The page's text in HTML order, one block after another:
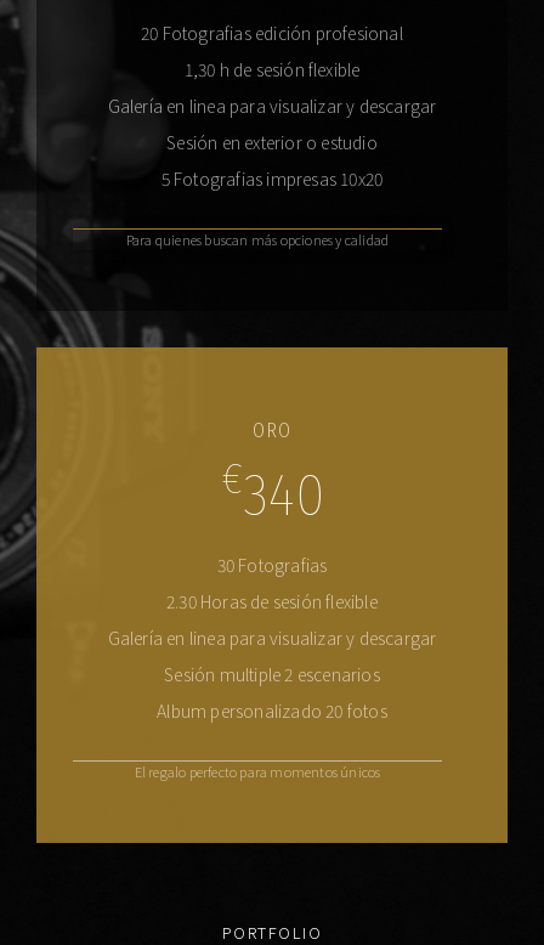
20 Fotografias edición profesional
1,30 h de sesión flexible
Galería en linea para visualizar y descargar
Sesión en exterior o estudio
5 Fotografias impresas 10x20
Para quienes buscan más opciones y calidad
ORO
€340
30 Fotografias
2.30 Horas de sesión flexible
Galería en linea para visualizar y descargar
Sesión multiple 2 escenarios
Album personalizado 20 fotos
El regalo perfecto para momentos únicos
PORTFOLIO